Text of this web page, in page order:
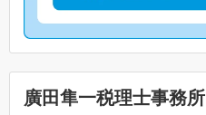
廣田隼一税理士事務所